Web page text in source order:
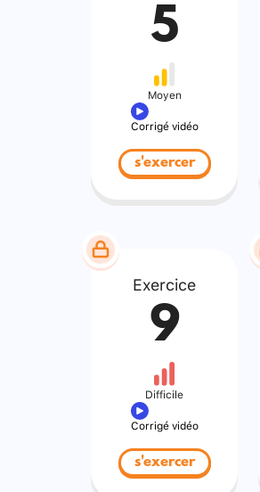
5
Moyen
Corrigé vidéo
s'exercer
Exercice
9
Difficile
Corrigé vidéo
s'exercer